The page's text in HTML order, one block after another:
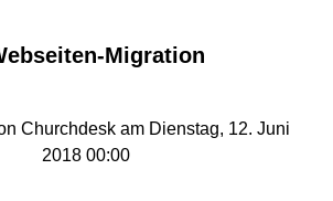
Migration
Churchdesk am Dienstag, 12. Juni
2018 00:00